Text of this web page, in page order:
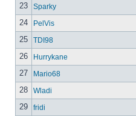
23 Sparky
24 PelVis
25 TDI98
26 Hurrykane
27 Mario68
28 Wladi
29 fridi